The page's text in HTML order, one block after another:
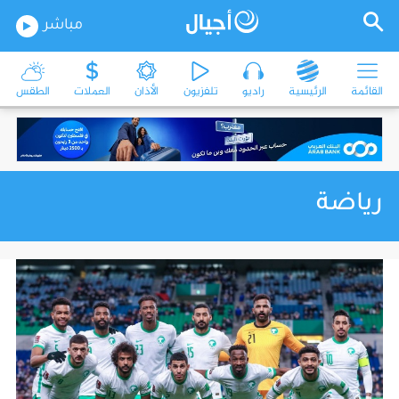
مباشر
القائمة الرئيسية راديو تلفزيون الأذان العملات الطقس
رياضة